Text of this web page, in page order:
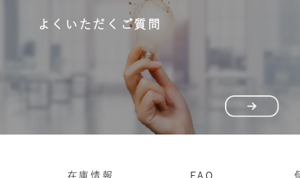
よくいただくご質問
在庫情報 FAQ